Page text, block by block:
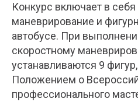
Конкурс включает в
маневрирование и
автобусе. При
скоростному
устанавливаются 9
Положением о
профессионального